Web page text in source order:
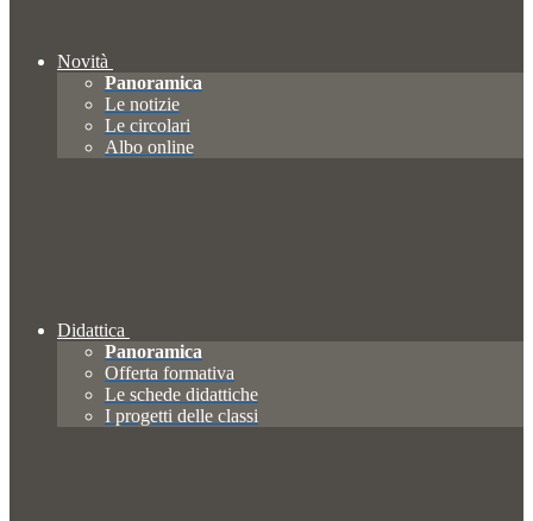
Novità
Panoramica
Le notizie
Le circolari
Albo online
Didattica
Panoramica
Offerta formativa
Le schede didattiche
I progetti delle classi